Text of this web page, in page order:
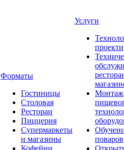
Форматы
Гостиницы
Столовая
Ресторан
Пиццерия
Супермаркеты
и магазины
Кофейни
Услуги
Монтаж
поваров